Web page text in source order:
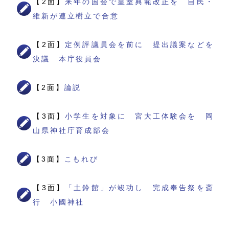
維新が連立樹立で合意
【2面】 定例評議員会を前に 提出議案などを
決議 本庁役員会
【2面】 論説
【3面】小学生を対象に 宮大工体験会を 岡
山県神社庁育成部会
【3面】 こもれび
【3面】
「土鈴館」が竣功し 完成奉告祭を斎
行 小國神社